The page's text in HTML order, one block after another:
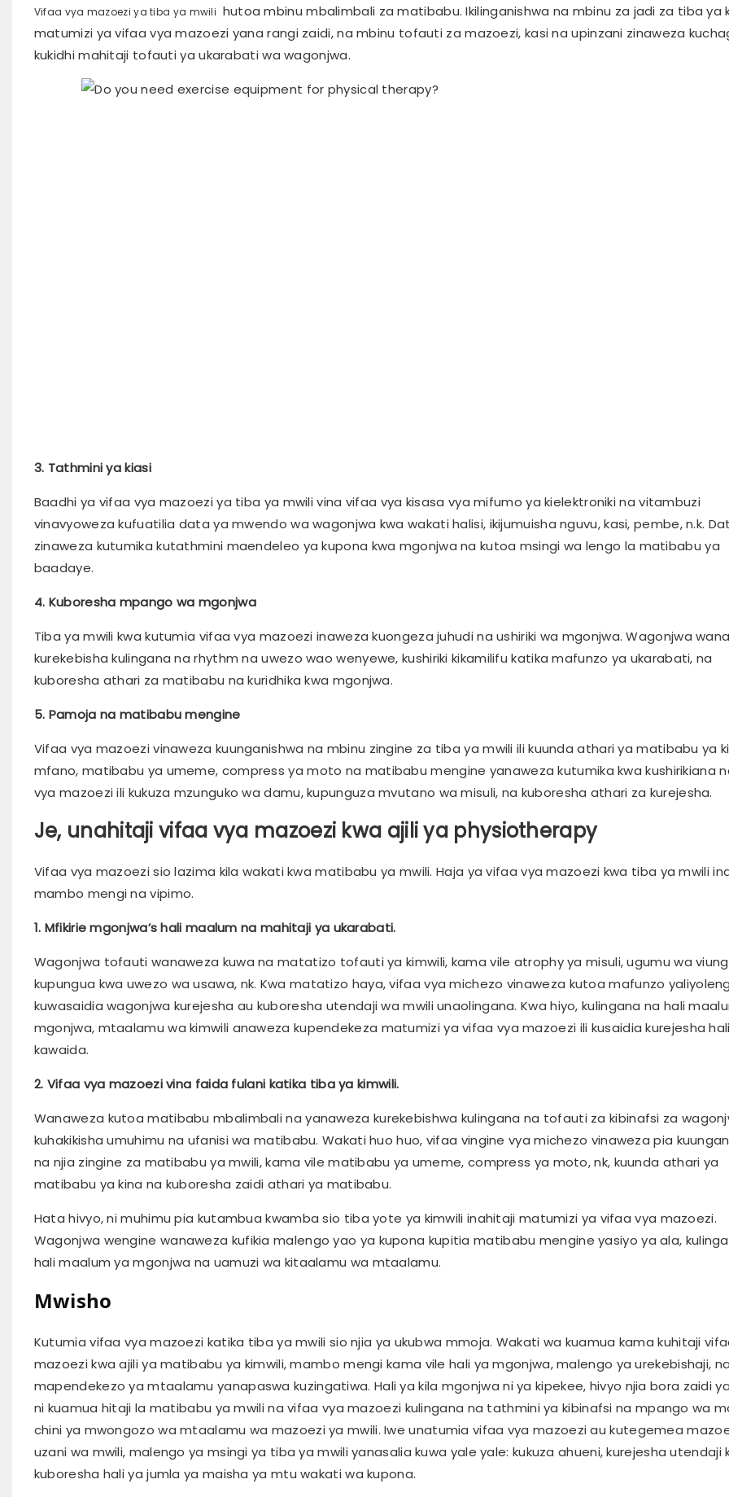
Vifaa vya mazoezi ya tiba ya mwili hutoa mbinu mbalimbali za matibabu. Ikilinganishwa na mbinu za jadi za tiba ya
matumizi ya vifaa vya mazoezi yana rangi zaidi, na mbinu tofauti za mazoezi, kasi na upinzani zinaweza
kukidhi mahitaji tofauti ya ukarabati wa wagonjwa.
3. Tathmini ya kiasi
Baadhi ya vifaa vya mazoezi ya tiba ya mwili vina vifaa vya kisasa vya mifumo ya kielektroniki na vitambuzi
vinavyoweza kufuatilia data ya mwendo wa wagonjwa kwa wakati halisi, ikijumuisha nguvu, kasi, pembe, n.k.
zinaweza kutumika kutathmini maendeleo ya kupona kwa mgonjwa na kutoa msingi wa lengo la matibabu ya
baadaye.
4. Kuboresha mpango wa mgonjwa
Tiba ya mwili kwa kutumia vifaa vya mazoezi inaweza kuongeza juhudi na ushiriki wa mgonjwa. Wagonjwa
kurekebisha kulingana na rhythm na uwezo wao wenyewe, kushiriki kikamilifu katika mafunzo ya ukarabati, na
kuboresha athari za matibabu na kuridhika kwa mgonjwa.
5. Pamoja na matibabu mengine
Vifaa vya mazoezi vinaweza kuunganishwa na mbinu zingine za tiba ya mwili ili kuunda athari ya matibabu ya
mfano, matibabu ya umeme, compress ya moto na matibabu mengine yanaweza kutumika kwa kushirikiana
vya mazoezi ili kukuza mzunguko wa damu, kupunguza mvutano wa misuli, na kuboresha athari za kurejesha.
Je, unahitaji vifaa vya mazoezi kwa ajili ya physiotherapy
Vifaa vya mazoezi sio lazima kila wakati kwa matibabu ya mwili. Haja ya vifaa vya mazoezi kwa tiba ya mwili
mambo mengi na vipimo.
1. Mfikirie mgonjwa’s hali maalum na mahitaji ya ukarabati.
Wagonjwa tofauti wanaweza kuwa na matatizo tofauti ya kimwili, kama vile atrophy ya misuli, ugumu wa
kupungua kwa uwezo wa usawa, nk. Kwa matatizo haya, vifaa vya michezo vinaweza kutoa mafunzo
kuwasaidia wagonjwa kurejesha au kuboresha utendaji wa mwili unaolingana. Kwa hiyo, kulingana na hali
mgonjwa, mtaalamu wa kimwili anaweza kupendekeza matumizi ya vifaa vya mazoezi ili kusaidia kurejesha
kawaida.
2. Vifaa vya mazoezi vina faida fulani katika tiba ya kimwili.
Wanaweza kutoa matibabu mbalimbali na yanaweza kurekebishwa kulingana na tofauti za kibinafsi za
kuhakikisha umuhimu na ufanisi wa matibabu. Wakati huo huo, vifaa vingine vya michezo vinaweza pia
na njia zingine za matibabu ya mwili, kama vile matibabu ya umeme, compress ya moto, nk, kuunda athari ya
matibabu ya kina na kuboresha zaidi athari ya matibabu.
Hata hivyo, ni muhimu pia kutambua kwamba sio tiba yote ya kimwili inahitaji matumizi ya vifaa vya mazoezi.
Wagonjwa wengine wanaweza kufikia malengo yao ya kupona kupitia matibabu mengine yasiyo ya ala,
hali maalum ya mgonjwa na uamuzi wa kitaalamu wa mtaalamu.
Mwisho
Kutumia vifaa vya mazoezi katika tiba ya mwili sio njia ya ukubwa mmoja. Wakati wa kuamua kama kuhitaji
mazoezi kwa ajili ya matibabu ya kimwili, mambo mengi kama vile hali ya mgonjwa, malengo ya urekebishaji, na
mapendekezo ya mtaalamu yanapaswa kuzingatiwa. Hali ya kila mgonjwa ni ya kipekee, hivyo njia bora zaidi
ni kuamua hitaji la matibabu ya mwili na vifaa vya mazoezi kulingana na tathmini ya kibinafsi na mpango wa
chini ya mwongozo wa mtaalamu wa mazoezi ya mwili. Iwe unatumia vifaa vya mazoezi au kutegemea
uzani wa mwili, malengo ya msingi ya tiba ya mwili yanasalia kuwa yale yale: kukuza ahueni, kurejesha utendaji
kuboresha hali ya jumla ya maisha ya mtu wakati wa kupona.